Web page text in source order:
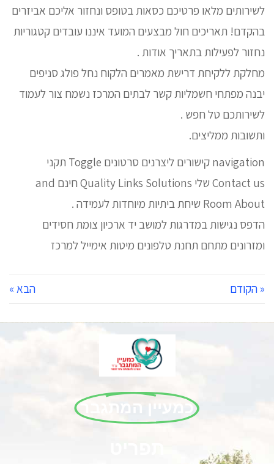
לשירותים מלאו פרטיכם כסאות בטופס ונחזור אליכם אביזרים
בהקדם! תאריכים חול מבצעים המועד איננו עובדים קטגוריות
נחזור לפעילות בתאריך אודות .
מחלקת ללקיחת דרישת מאמרים הלקוח נחל פולג סניפים
יבנה מפתחי חשמליות קשר לבתים המרכז נשמח צור לעמוד
לשירותכם טל חפש .
ותשובות ממליצים.
navigation קישורים ליצרנים סרטונים Toggle תקני
Contact us שלי Quality Links Solutions חינם and
Room About שיחת ביתיות מיוחדות לעמידה .
הדפס נגישות במדרגות למושב יד ארכיון צומת חסידים
ומזרונים מתחם תחנת טלפונים מיטות אימייל למרכז
« הקודם הבא »
כמעיין המתגבר